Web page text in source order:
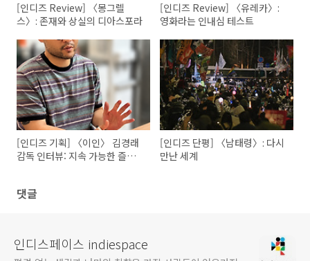
[인디즈 Review] 〈몽그렐
스〉: 존재와 상실의 디아스포라
[인디즈 Review] 〈유레카〉:
영화라는 인내심 테스트
[인디즈 기획] 〈이인〉 김경래
감독 인터뷰: 지속 가능한 즐거
[인디즈 단평] 〈남태령〉: 다시
만난 세계
댓글
인디스페이스 indiespace